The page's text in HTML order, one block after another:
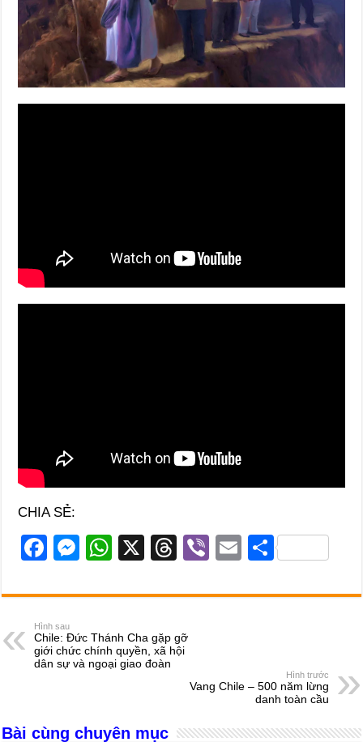
CHIA SẺ:
F
c
e
b
o
k
M
ss
n
g
W
at
A
p
X
T
e
d
s
Vi
er
E
ail
S
ar
Hình sau
Chile: Đức Thánh Cha gặp gỡ
giới chức chính quyền, xã hội
dân sự và ngoại giao đoàn
Hình trước
Vang Chile – 500 năm lừng
danh toàn cầu
Bài cùng chuyên mục